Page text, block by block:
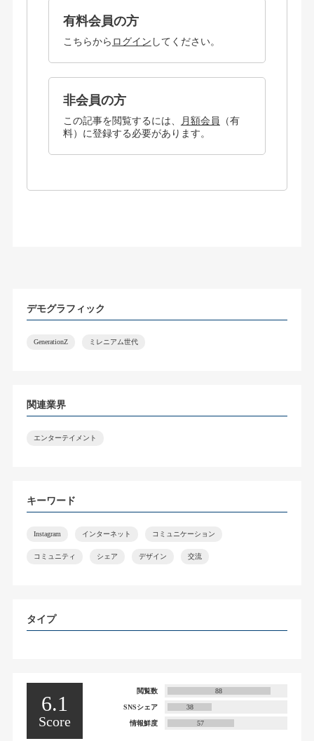
有料会員の方
こちらから ログイン してください。
非会員の方
この記事を閲覧するには、 月額会員
（有
料）に登録する必要があります。
デモグラフィック
GenerationZ ミレニアム世代
関連業界
エンターテイメント
キーワード
Instagram インターネット コミュニケーション
コミュニティ シェア デザイン 交流
タイプ
6.1
Score
閲覧数 88
SNSシェア 38
情報鮮度 57